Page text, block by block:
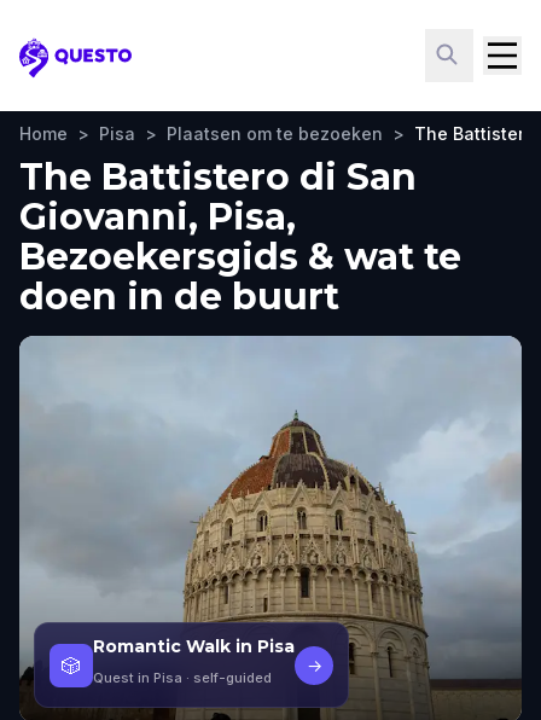
Questo
Home > Pisa > Plaatsen om te bezoeken > The Battistero
The Battistero di San
Giovanni, Pisa,
Bezoekersgids & wat te
doen in de buurt
🎲
Romantic Walk in Pisa
Quest in Pisa · self-guided
→